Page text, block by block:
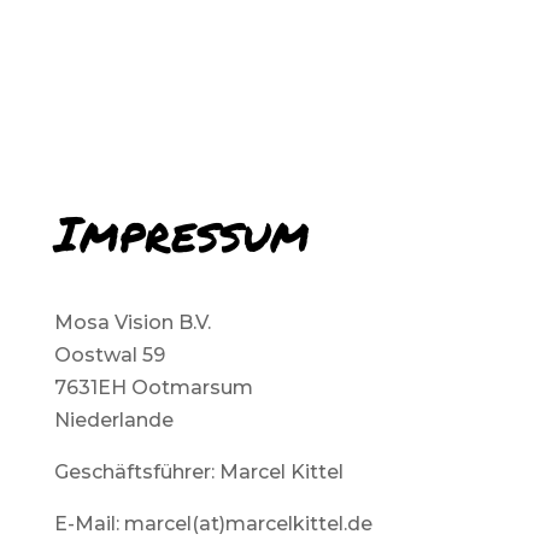
Impressum
Mosa Vision B.V.
Oostwal 59
7631EH Ootmarsum
Niederlande
Geschäftsführer: Marcel Kittel
E-Mail: marcel(at)marcelkittel.de